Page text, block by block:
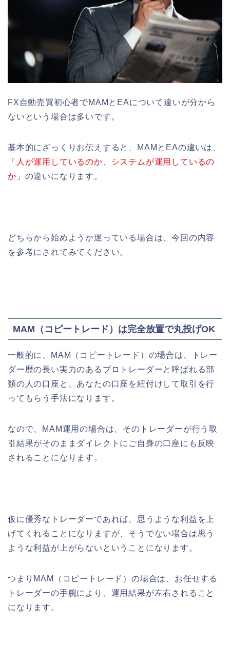
FX自動売買初心者でMAMとEAについて違いが分から
ないという場合は多いです。
基本的にざっくりお伝えすると、MAMとEAの違いは、
「 人が運用しているのか、システムが運用しているの
か 」の違いになります。
どちらから始めようか迷っている場合は、今回の内容
を参考にされてみてください。
MAM（コピートレード）は完全放置で丸投げOK
一般的に、MAM（コピートレード）の場合は、トレー
ダー歴の長い実力のあるプロトレーダーと呼ばれる部
類の人の口座と、あなたの口座を紐付けして取引を行
ってもらう手法になります。
なので、MAM運用の場合は、そのトレーダーが行う取
引結果がそのままダイレクトにご自身の口座にも反映
されることになります。
仮に優秀なトレーダーであれば、思うような利益を上
げてくれることになりますが、そうでない場合は思う
ような利益が上がらないということになります。
つまりMAM（コピートレード）の場合は、お任せする
トレーダーの手腕により、運用結果が左右されること
になります。